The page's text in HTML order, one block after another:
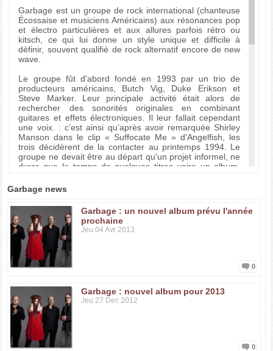
Garbage est un groupe de rock international (chanteuse
Écossaise et musiciens Américains) aux résonances pop
et électro particulières et aux allures parfois rétro ou
kitsch, ce qui lui donne un style unique et difficile à
définir, souvent qualifié de rock alternatif encore de new
wave.
Le groupe fût d'abord fondé en 1993 par un trio de
producteurs américains, Butch Vig, Duke Erikson et
Steve Marker. Leur principale activité était alors de
rechercher des sonorités originales en combinant
guitares et effets électroniques. Il leur fallait cependant
une voix. : c’est ainsi qu’après avoir remarquée Shirley
Manson dans le clip « Suffocate Me » d'Angelfish, les
trois décidèrent de la contacter au printemps 1994. Le
groupe ne devait être au départ qu'un projet informel, ne
durer que le temps de quelques titres voire un album.
premier titre, un véritable esprit de groupe se forma et
donna naissance, l'année suivante (1995), à un premier
album , qui rencontrera lui aussi un franc succès (plus de
6 millions d'albums vendus).
Depuis 1995, Garbage sortît une série de singles qui
rencontrèrent un succès grandissant, pour culminer avec
« Stupid Girl ». Leur premier album, « Garbage », sortit
un peu plus tard dans l'année. Il atteignit le top 20 aux
Le groupe travailla ensuite sur leur deuxième album
pendant deux ans. « Push It » sortit au printemps 1998,
suivi par « Version 2.0 ». Un an plus tard, alors qu'ils
viennent d'achever une tournée mondiale longue de 18
mois, on demanda au groupe d'interpréter le générique
de « Le Monde ne suffit pas », le 19e film des aventures
Garbage news
Garbage : un nouvel album prévu l'année
prochaine
Jeu 04 Avr 2013
0
Garbage : nouvel album pour 2013
Jeu 27 Dec 2012
0